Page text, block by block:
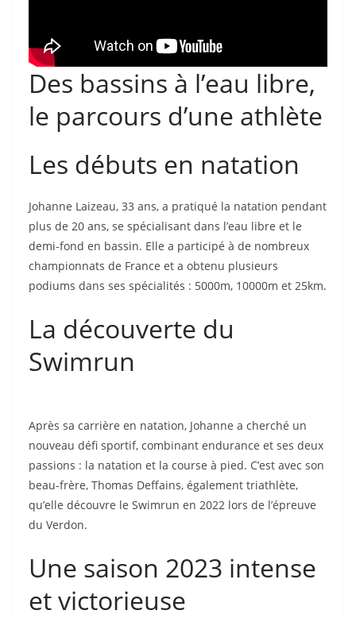
Des bassins à l’eau libre,
le parcours d’une athlète
Les débuts en natation
Johanne Laizeau, 33 ans, a pratiqué la natation pendant
plus de 20 ans, se spécialisant dans l’eau libre et le
demi-fond en bassin. Elle a participé à de nombreux
championnats de France et a obtenu plusieurs
podiums dans ses spécialités : 5000m, 10000m et 25km.
La découverte du
Swimrun
Après sa carrière en natation, Johanne a cherché un
nouveau défi sportif, combinant endurance et ses deux
passions : la natation et la course à pied. C’est avec son
beau-frère, Thomas Deffains, également triathlète,
qu’elle découvre le Swimrun en 2022 lors de l’épreuve
du Verdon.
Une saison 2023 intense
et victorieuse